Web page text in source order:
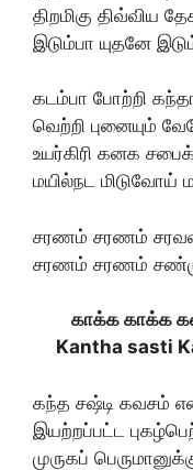
திறமிகு திவ்விய
இடும்பா யுதனே
கடம்பா போற்றி
வெற்றி புனையும்
உயர்கிரி கனக
மயில்நட மிடுவோய்
சரணம் சரணம்
சரணம் சரணம்
காக்க காக்க
Kantha sasti
கந்த சஷ்டி கவசம்
இயற்றப்பட்ட
முருகப்